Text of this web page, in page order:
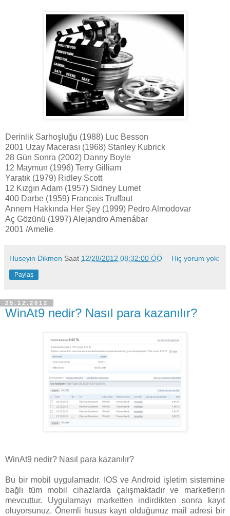
Derinlik Sarhoşluğu (1988) Luc Besson
2001 Uzay Macerası (1968) Stanley Kubrick
28 Gün Sonra (2002) Danny Boyle
12 Maymun (1996) Terry Gilliam
Yaratık (1979) Ridley Scott
12 Kızgın Adam (1957) Sidney Lumet
400 Darbe (1959) Francois Truffaut
Annem Hakkında Her Şey (1999) Pedro Almodovar
Aç Gözünü (1997) Alejandro Amenábar
2001 /Amelie
Huseyin Dikmen Saat 12/28/2012 08:32:00 ÖÖ Hiç yorum yok:
Paylaş
25.12.2012
WinAt9 nedir? Nasıl para kazanılır?
WinAt9 nedir? Nasıl para kazanılır?
Bu bir mobil uygulamadır. IOS ve Android işletim sistemine
bağlı tüm mobil cihazlarda çalışmaktadır ve marketlerin
mevcuttur. Uygulamayı marketten indirdikten sonra kayıt
oluyorsunuz. Önemli husus kayıt olduğunuz mail adresi bir